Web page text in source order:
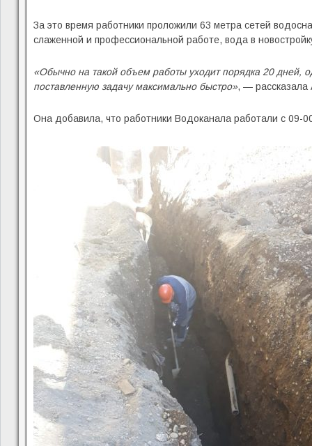
За это время работники проложили 63 метра сетей
слаженной и профессиональной работе, вода в
«Обычно на такой объем работы уходит порядка 20 дней,
поставленную задачу максимально быстро», — рассказала
Она добавила, что работники Водоканала работали с 09-